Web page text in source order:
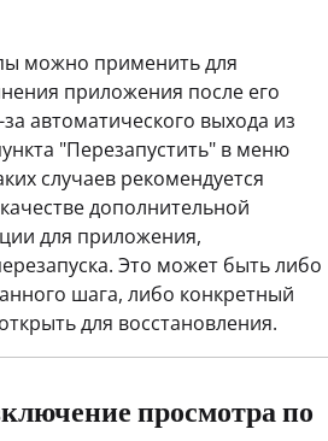
можно применить для
приложения после его
автоматического выхода из
"Перезапустить" в меню
случаев рекомендуется
дополнительной
для приложения,
Это может быть либо
шага, либо конкретный
для восстановления.
просмотра по